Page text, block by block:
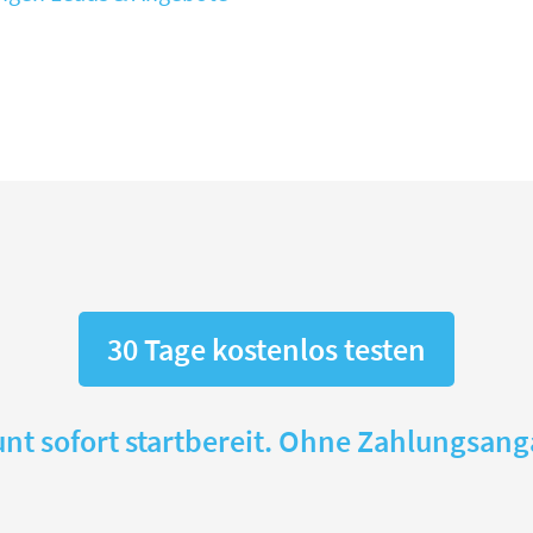
30 Tage kostenlos testen
sofort startbereit. Ohne